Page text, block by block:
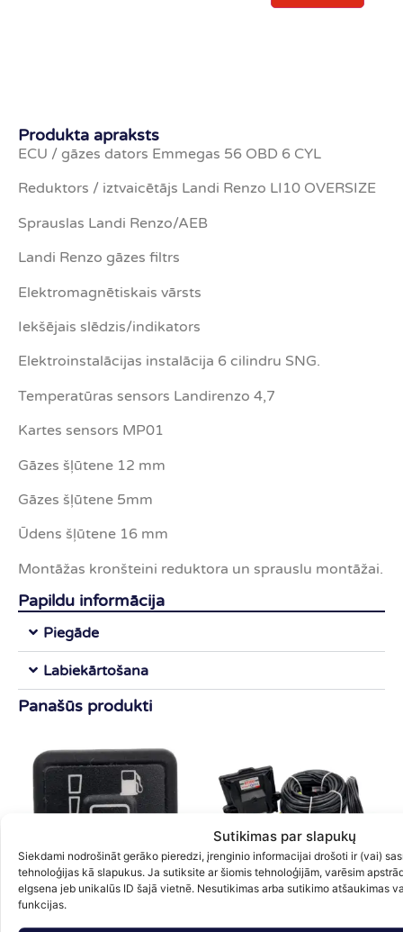
Sutikimas par slapukų
Siekdami nodrošināt gerāko pieredzi, įrenginio informacijai drošoti ir (vai)
tehnoloģijas kā slapukus. Ja sutiksite ar šiomis tehnoloģijām, varēsim
elgsena jeb unikalūs ID šajā vietnē. Nesutikimas arba sutikimo atšaukimas
funkcijas.
Produkta apraksts
ECU / gāzes dators Emmegas 56 OBD 6 CYL
Reduktors / iztvaicētājs Landi Renzo LI10 OVERSIZE
Sprauslas Landi Renzo/AEB
Landi Renzo gāzes filtrs
Elektromagnētiskais vārsts
Iekšējais slēdzis/indikators
Elektroinstalācijas instalācija 6 cilindru SNG.
Temperatūras sensors Landirenzo 4,7
Kartes sensors MP01
Gāzes šļūtene 12 mm
Gāzes šļūtene 5mm
Ūdens šļūtene 16 mm
Montāžas kronšteini reduktora un sprauslu montāžai.
Papildu informācija
Piegāde
Labiekārtošana
Panašūs produkti